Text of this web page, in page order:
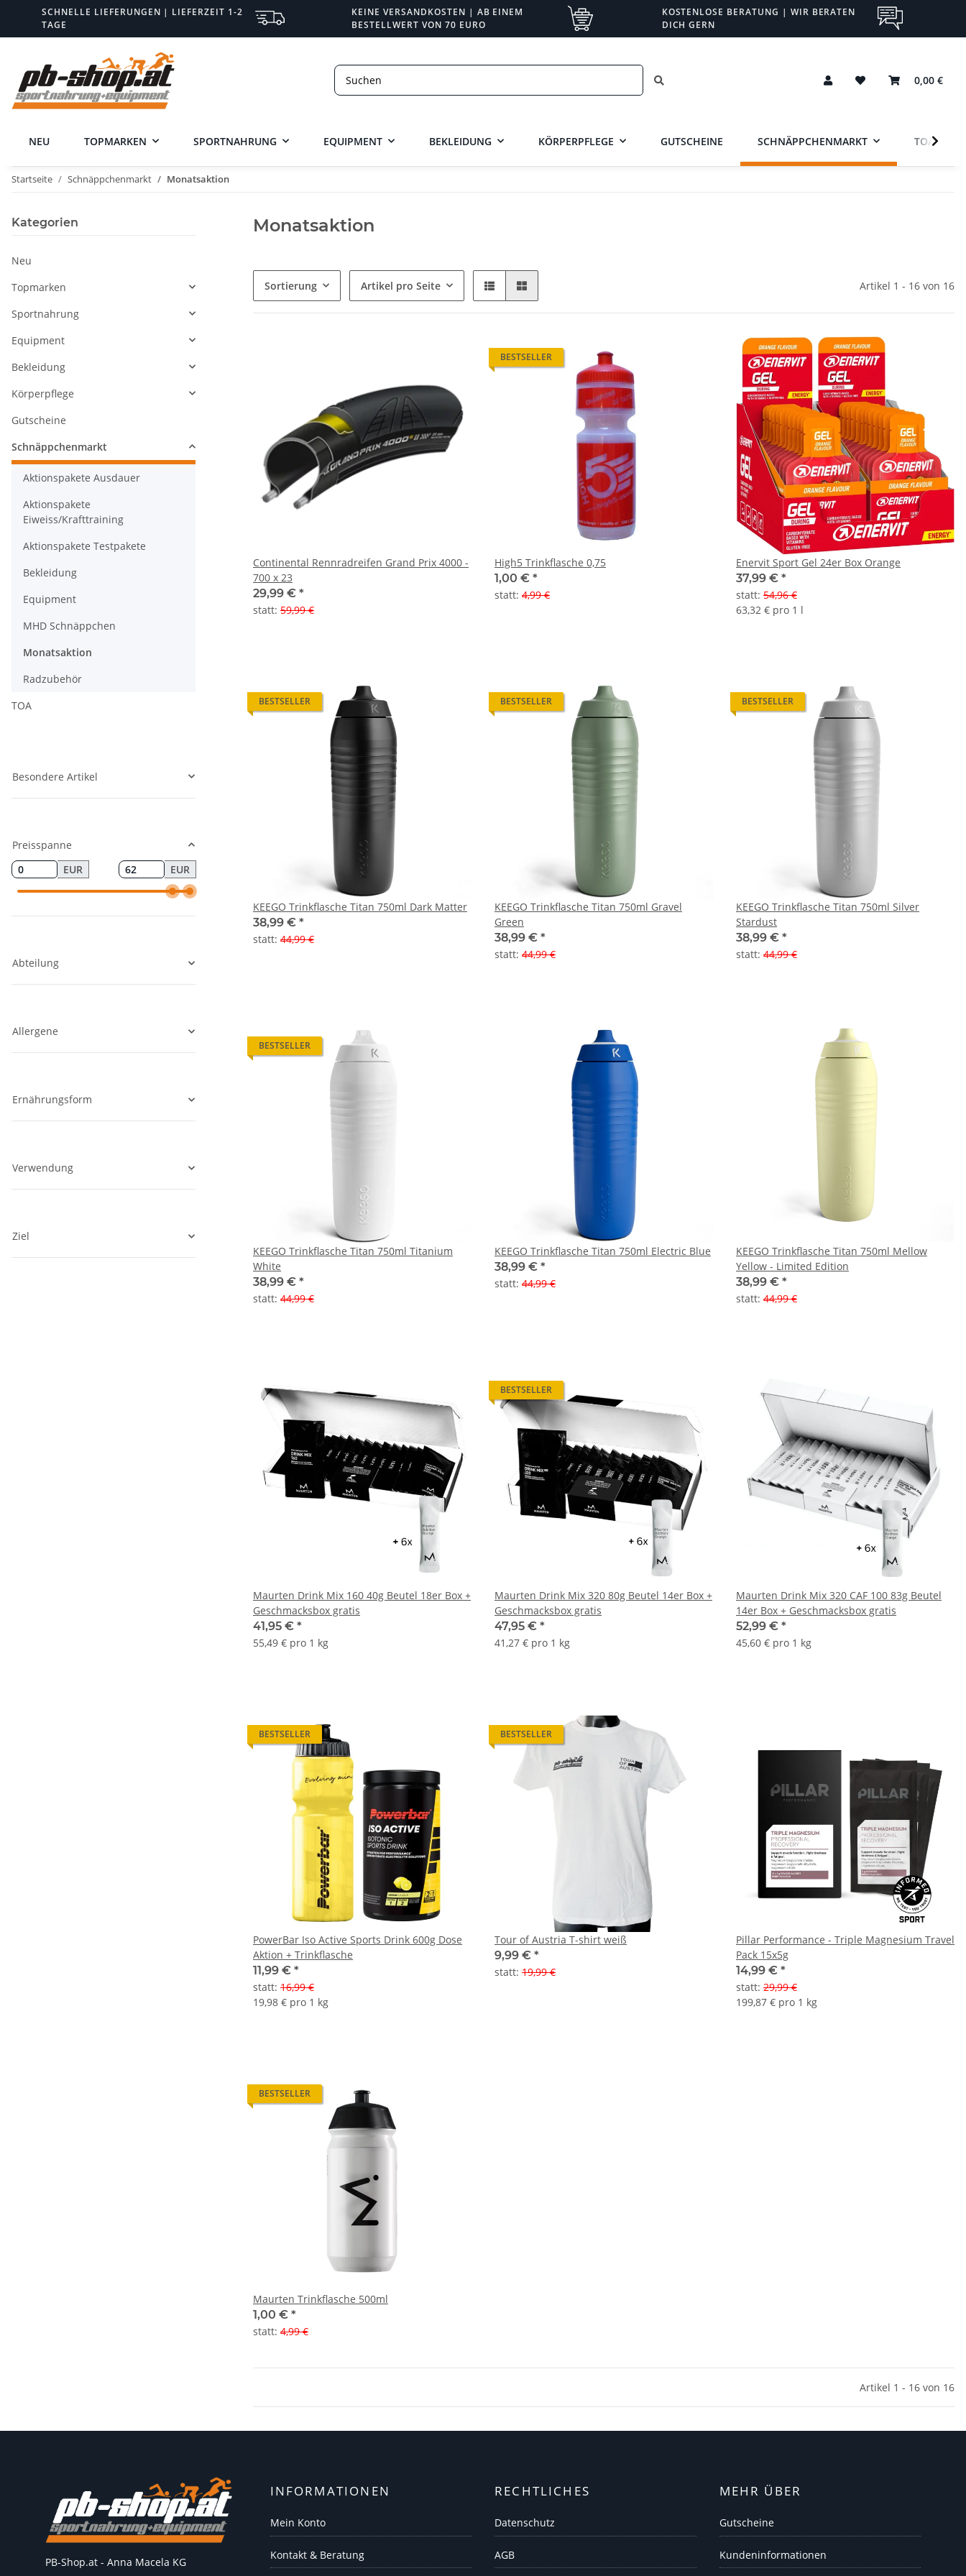
SCHNELLE LIEFERUNGEN | LIEFERZEIT 1-2
TAGE
KEINE VERSANDKOSTEN | AB EINEM
BESTELLWERT VON 70 EURO
KOSTENLOSE BERATUNG | WIR BERATEN
DICH GERN
0,00 €
NEU TOPMARKEN SPORTNAHRUNG EQUIPMENT BEKLEIDUNG KÖRPERPFLEGE GUTSCHEINE SCHNÄPPCHENMARKT TOA
Startseite Schnäppchenmarkt Monatsaktion
Monatsaktion
Sortierung Artikel pro Seite Artikel 1 - 16 von 16
Continental Rennradreifen Grand Prix 4000 -
700 x 23
29,99 € *
statt: 59,99 €
BESTSELLER
High5 Trinkflasche 0,75
1,00 € *
statt: 4,99 €
Enervit Sport Gel 24er Box Orange
37,99 € *
statt: 54,96 €
63,32 € pro 1 l
BESTSELLER
KEEGO Trinkflasche Titan 750ml Dark Matter
38,99 € *
statt: 44,99 €
BESTSELLER
KEEGO Trinkflasche Titan 750ml Gravel
Green
38,99 € *
statt: 44,99 €
BESTSELLER
KEEGO Trinkflasche Titan 750ml Silver
Stardust
38,99 € *
statt: 44,99 €
BESTSELLER
KEEGO Trinkflasche Titan 750ml Titanium
White
38,99 € *
statt: 44,99 €
KEEGO Trinkflasche Titan 750ml Electric Blue
38,99 € *
statt: 44,99 €
KEEGO Trinkflasche Titan 750ml Mellow
Yellow - Limited Edition
38,99 € *
statt: 44,99 €
Maurten Drink Mix 160 40g Beutel 18er Box +
Geschmacksbox gratis
41,95 € *
55,49 € pro 1 kg
BESTSELLER
Maurten Drink Mix 320 80g Beutel 14er Box +
Geschmacksbox gratis
47,95 € *
41,27 € pro 1 kg
Maurten Drink Mix 320 CAF 100 83g Beutel
14er Box + Geschmacksbox gratis
52,99 € *
45,60 € pro 1 kg
BESTSELLER
PowerBar Iso Active Sports Drink 600g Dose
Aktion + Trinkflasche
11,99 € *
statt: 16,99 €
19,98 € pro 1 kg
BESTSELLER
Tour of Austria T-shirt weiß
9,99 € *
statt: 19,99 €
Pillar Performance - Triple Magnesium Travel
Pack 15x5g
14,99 € *
statt: 29,99 €
199,87 € pro 1 kg
BESTSELLER
Maurten Trinkflasche 500ml
1,00 € *
statt: 4,99 €
Artikel 1 - 16 von 16
Kategorien
Neu
Topmarken
Sportnahrung
Equipment
Bekleidung
Körperpflege
Gutscheine
Schnäppchenmarkt
Aktionspakete Ausdauer
Aktionspakete
Eiweiss/Krafttraining
Aktionspakete Testpakete
Bekleidung
Equipment
MHD Schnäppchen
Monatsaktion
Radzubehör
TOA
Besondere Artikel
Preisspanne
EUR
EUR
Abteilung
Allergene
Ernährungsform
Verwendung
Ziel
PB-Shop.at - Anna Macela KG
INFORMATIONEN
Mein Konto
Kontakt & Beratung
RECHTLICHES
Datenschutz
AGB
MEHR ÜBER
Gutscheine
Kundeninformationen